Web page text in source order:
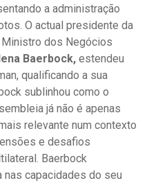
a administração
O actual presidente da
dos Negócios
Baerbock, estendeu
qualificando a sua
sublinhou como o
já não é apenas
relevante num contexto
e desafios
Baerbock
capacidades do seu